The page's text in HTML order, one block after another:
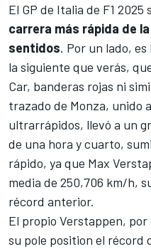
El GP de Italia de F1
carrera más rápida de
sentidos. Por un lado,
la siguiente que verás,
Car, banderas rojas ni
trazado de Monza, unido
ultrarrápidos, llevó a un
de una hora y cuarto,
rápido, ya que Max
media de 250,706 km/h,
récord anterior.
El propio Verstappen,
su pole position el récord